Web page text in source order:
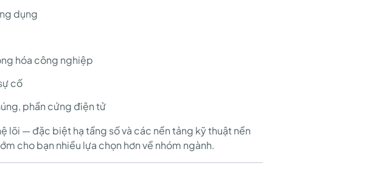
dụng
hóa công nghiệp
cố
phần cứng điện tử
lõi — đặc biệt hạ tầng số và các nền tảng kỹ thuật nền
cho bạn nhiều lựa chọn hơn về nhóm ngành.